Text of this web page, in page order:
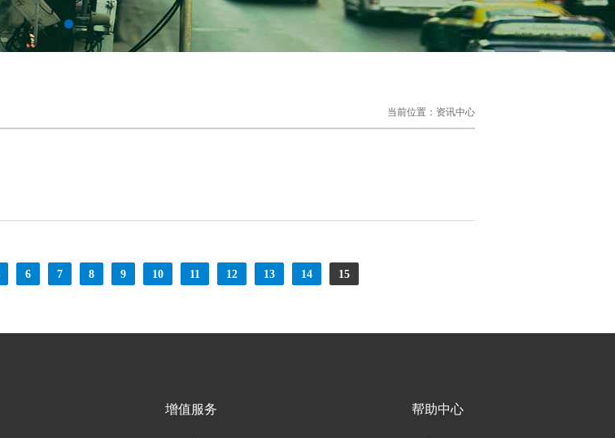
当前位置： 资讯中心
6 7 8 9 10 11 12 13 14 15
增值服务 帮助中心